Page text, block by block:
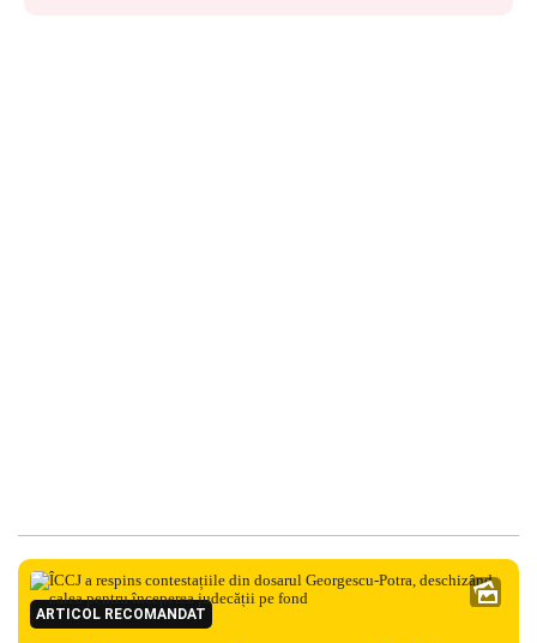
ARTICOL RECOMANDAT